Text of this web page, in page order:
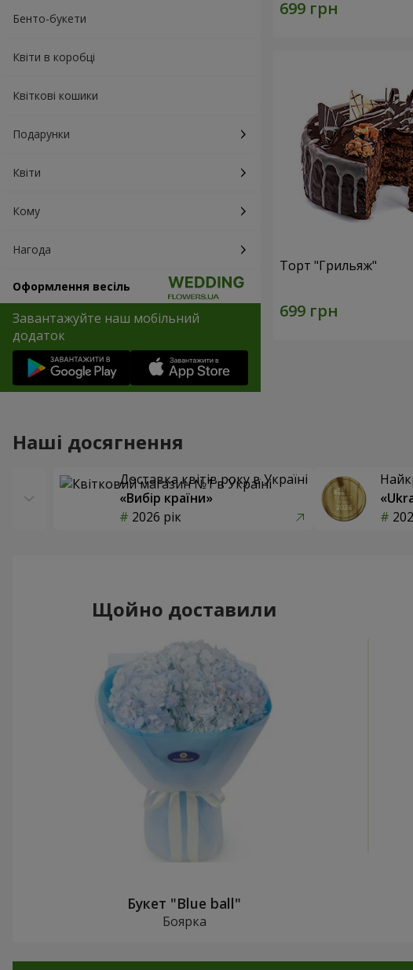
Бенто-букети
Квіти в коробці
Квіткові кошики
Подарунки
Квіти
Кому
Нагода
Оформлення весіль
Завантажуйте наш мобільний
додаток
Торт "Грильяж"
Наші досягнення
Доставка квітів року в Україні
«Вибір країни»
2026 рік
Щойно доставили
Букет "Blue ball"
Боярка